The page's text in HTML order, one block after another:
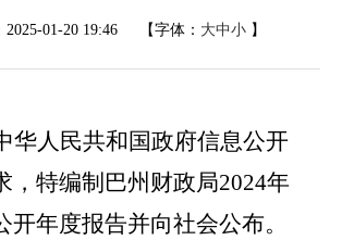
2025-01-20 19:46 【字体： 大中小 】
华人民共和国政府信息公开
，特编制巴州财政局2024年
开年度报告并向社会公布。